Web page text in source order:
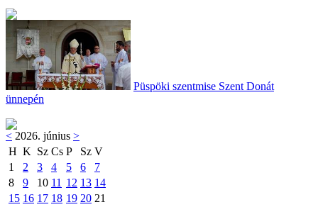
Püspöki szentmise Szent Donát
ünnepén
< 2026. június >
H K Sz Cs P Sz V
1
2 3 4 5 6
7
8
9 10 11 12 13 14
15 16 17 18 19 20 21